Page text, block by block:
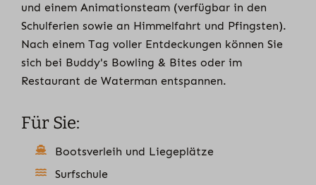
und einem Animationsteam (verfügbar in den
Schulferien sowie an Himmelfahrt und Pfingsten).
Nach einem Tag voller Entdeckungen können Sie
sich bei Buddy's Bowling & Bites oder im
Restaurant de Waterman entspannen.
Für Sie:
Bootsverleih und Liegeplätze
Surfschule